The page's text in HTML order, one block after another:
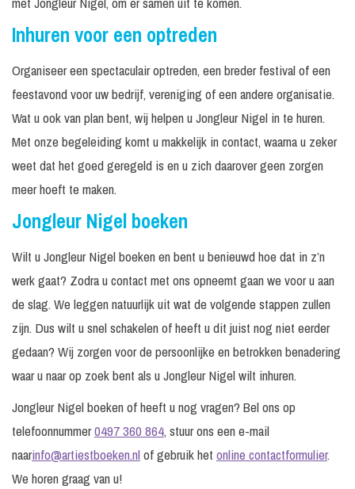
Inhuren voor een optreden
Organiseer een spectaculair optreden, een breder festival of een
feestavond voor uw bedrijf, vereniging of een andere organisatie.
Wat u ook van plan bent, wij helpen u Jongleur Nigel in te huren.
Met onze begeleiding komt u makkelijk in contact, waarna u zeker
weet dat het goed geregeld is en u zich daarover geen zorgen
meer hoeft te maken.
Jongleur Nigel boeken
Wilt u Jongleur Nigel boeken en bent u benieuwd hoe dat in z’n
werk gaat? Zodra u contact met ons opneemt gaan we voor u aan
de slag. We leggen natuurlijk uit wat de volgende stappen zullen
zijn. Dus wilt u snel schakelen of heeft u dit juist nog niet eerder
gedaan? Wij zorgen voor de persoonlijke en betrokken benadering
waar u naar op zoek bent als u Jongleur Nigel wilt inhuren.
Jongleur Nigel boeken of heeft u nog vragen? Bel ons op
telefoonnummer0497 360 864, stuur ons een e-mail
naarinfo@artiestboeken.nlof gebruik het online contactformulier.
We horen graag van u!